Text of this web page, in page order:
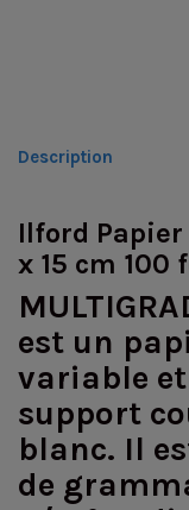
Description
Ilford Papier
x 15 cm 100
est un
variable
support
blanc. Il
de